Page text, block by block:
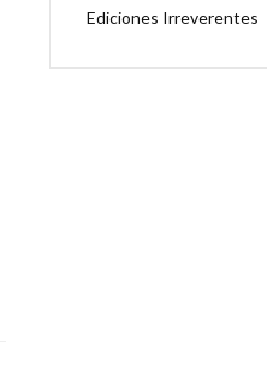
Ediciones Irreverentes